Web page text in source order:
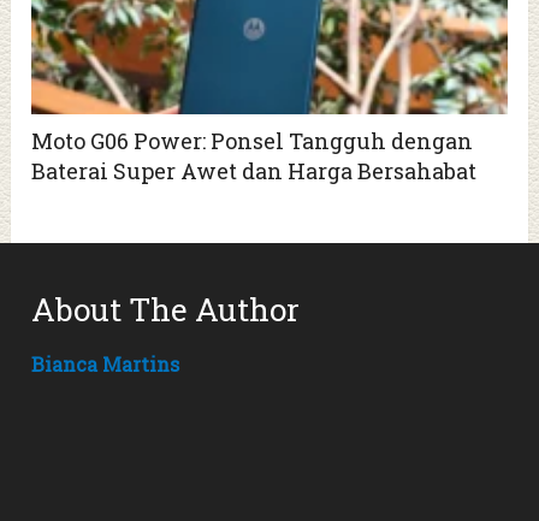
Moto G06 Power: Ponsel Tangguh dengan
Baterai Super Awet dan Harga Bersahabat
About The Author
Bianca Martins